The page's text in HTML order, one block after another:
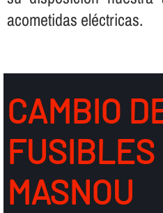
acometidas eléctricas.
CAMBIO
MASNOU